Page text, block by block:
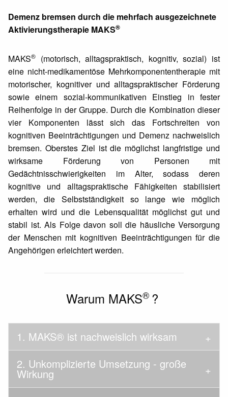
Demenz bremsen durch die mehrfach ausgezeichnete
Aktivierungstherapie MAKS®
MAKS®
(motorisch, alltagspraktisch, kognitiv, sozial) ist
eine nicht-medikamentöse Mehrkomponententherapie mit
motorischer, kognitiver und alltagspraktischer Förderung
sowie einem sozial-kommunikativen Einstieg in fester
Reihenfolge in der Gruppe. Durch die Kombination dieser
vier Komponenten lässt sich das Fortschreiten von
kognitiven Beeinträchtigungen und Demenz nachweislich
bremsen. Oberstes Ziel ist die möglichst langfristige und
wirksame Förderung von Personen mit
Gedächtnisschwierigkeiten im Alter, sodass deren
kognitive und alltagspraktische Fähigkeiten stabilisiert
werden, die Selbstständigkeit so lange wie möglich
erhalten wird und die Lebensqualität möglichst gut und
stabil ist. Als Folge davon soll die häusliche Versorgung
der Menschen mit kognitiven Beeinträchtigungen für die
Angehörigen erleichtert werden.
Warum MAKS® ?
1. MAKS® ist nachweislich wirksam
2. Unkomplizierte Umsetzung - große
Wirkung